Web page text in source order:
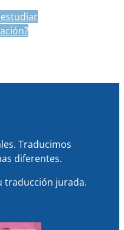
estudiar
Traducimos
diferentes.
traducción jurada.